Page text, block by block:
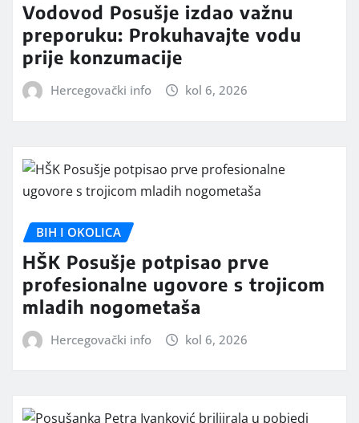
Vodovod Posušje izdao važnu
preporuku: Prokuhavajte vodu
prije konzumacije
Hercegovački info kol 6, 2026
BIH I OKOLICA
HŠK Posušje potpisao prve
profesionalne ugovore s trojicom
mladih nogometaša
Hercegovački info kol 6, 2026